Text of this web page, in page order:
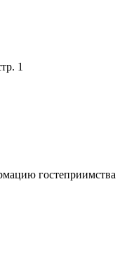
1
гостеприимства